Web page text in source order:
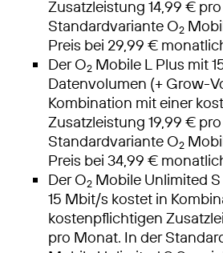
Zusatzleistung 14,99 €
Standardvariante O2
Preis bei 29,99 €
Der O2 Mobile L Plus mit
Datenvolumen (+ Grow-
Kombination mit einer
Zusatzleistung 19,99 €
Standardvariante O2
Preis bei 34,99 €
Der O2 Mobile Unlimited
15 Mbit/s kostet in
kostenpflichtigen
pro Monat. In der